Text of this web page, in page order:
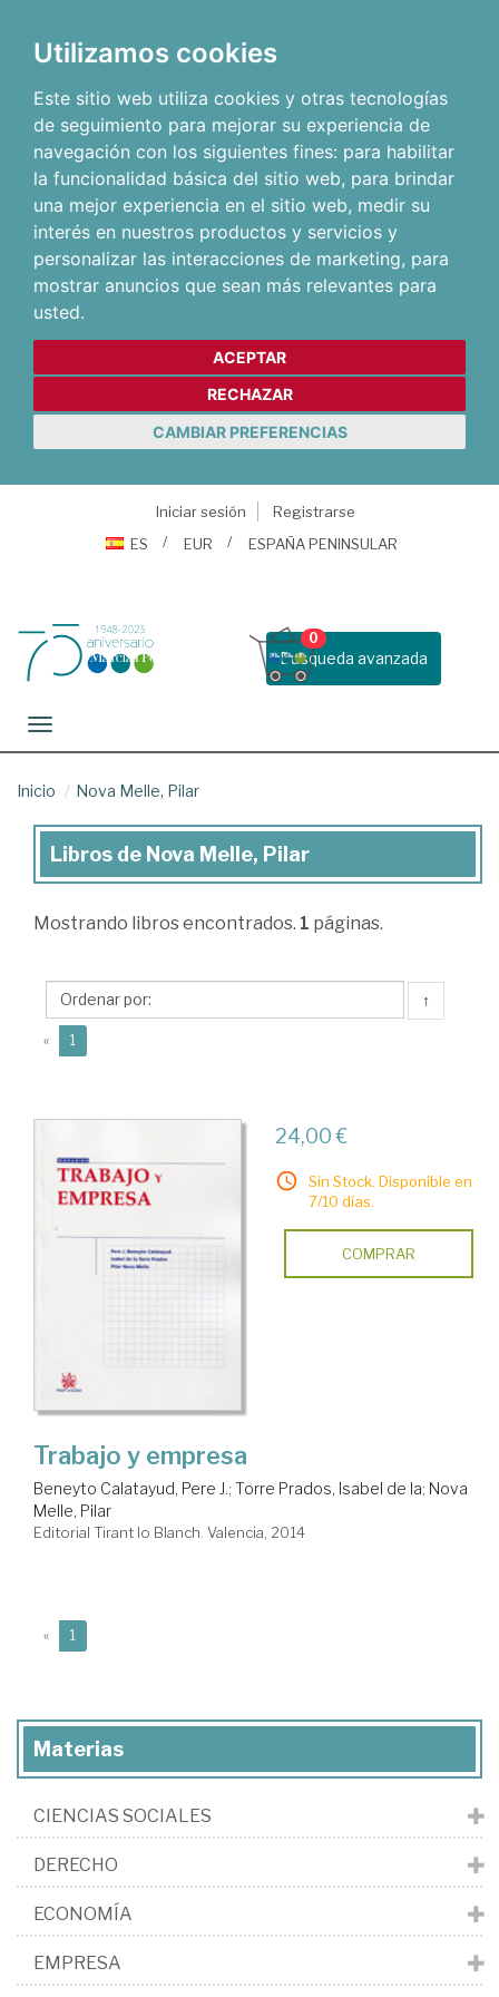
Utilizamos cookies
Este sitio web utiliza cookies y otras tecnologías
de seguimiento para mejorar su experiencia de
navegación con los siguientes fines: para habilitar
la funcionalidad básica del sitio web, para brindar
una mejor experiencia en el sitio web, medir su
interés en nuestros productos y servicios y
personalizar las interacciones de marketing, para
mostrar anuncios que sean más relevantes para
usted.
ACEPTAR
RECHAZAR
CAMBIAR PREFERENCIAS
Iniciar sesión
Registrarse
ES
EUR ESPAÑA PENINSULAR
Busqueda avanzada
0
Toggle navigation
Inicio Nova Melle, Pilar
Libros
Nova
Pilar
Libros de Nova Melle, Pilar
Mostrando libros encontrados. 1 páginas.
↑
« 1
24,00 €
Sin Stock. Disponible en
7/10 días.
COMPRAR
Trabajo y empresa
Beneyto Calatayud, Pere J.; Torre Prados, Isabel de la; Nova
Melle, Pilar
Editorial Tirant lo Blanch. Valencia, 2014
« 1
Materias
CIENCIAS SOCIALES
DERECHO
ECONOMÍA
EMPRESA